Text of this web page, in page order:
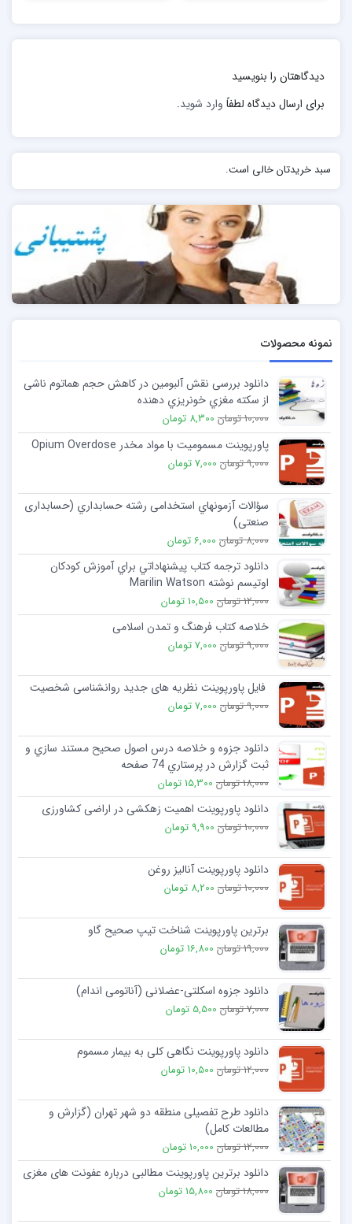
سر راه‌ سازمان‌ وبراساس‌ نیازشان‌ به‌ توسعه‌ از طریق‌
برای‌ كار كردن‌ با افرادی‌ انتخاب‌ می‌شوندكه‌ از مهارتهای‌
منحصر به‌ فردی‌ برخوردارند.
دیدگاهتان را بنویسید
برای ارسال دیدگاه لطفاً وارد شوید.
سبد خریدتان خالی است.
نمونه محصولات
دانلود بررسی نقش آلبومین در کاهش حجم هماتوم ناشی
از سکته مغزي خونریزي دهنده
10,000 تومان 8,300 تومان
پاورپوینت مسمومیت با مواد مخدر Opium Overdose
9,000 تومان 7,000 تومان
سؤالات آزمونهاي استخدامی رشته حسابداري (حسابداری
صنعتی)
8,000 تومان 6,000 تومان
دانلود ترجمه کتاب پيشنهاداتي براي آموزش كودكان
اوتيسم نوشته Marilin Watson
12,000 تومان 10,500 تومان
خلاصه کتاب فرهنگ و تمدن اسلامی
9,000 تومان 7,000 تومان
فایل پاورپوینت نظریه های جدید روانشناسی شخصیت
9,000 تومان 7,000 تومان
دانلود جزوه و خلاصه درس اصول صحیح مستند سازي و
ثبت گزارش در پرستاري 74 صفحه
18,000 تومان 15,300 تومان
دانلود پاورپوینت اهمیت زهکشی در اراضی کشاورزی
10,000 تومان 9,900 تومان
دانلود پاورپوینت آنالیز روغن
10,000 تومان 8,200 تومان
برترین پاورپوینت شناخت تیپ صحیح گاو
19,000 تومان 16,800 تومان
دانلود جزوه اسکلتی-عضلانی (آناتومی اندام)
7,000 تومان 5,500 تومان
دانلود پاورپوینت نگاهی کلی به بیمار مسموم
12,000 تومان 10,500 تومان
دانلود طرح تفصیلی منطقه دو شهر تهران (گزارش و
مطالعات کامل)
12,000 تومان 10,000 تومان
دانلود برترین پاورپوینت مطالبی درباره عفونت های مغزی
18,000 تومان 15,800 تومان